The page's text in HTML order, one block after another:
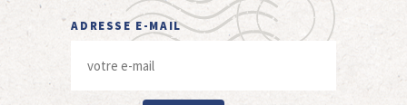
ADRESSE E-MAIL